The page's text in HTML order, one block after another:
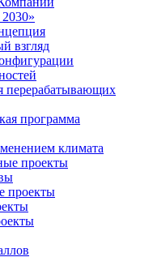
взгляд
перерабатывающих
программа
климата
проекты
проекты